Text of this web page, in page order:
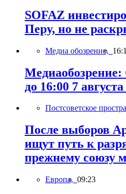
SOFAZ
Перу, но не
Медиа обозрение,
Медиаобозрение:
до 16:00 7 августа
Постсоветское
После выборов
ищут путь к
прежнему союзу
Европа, 09:23